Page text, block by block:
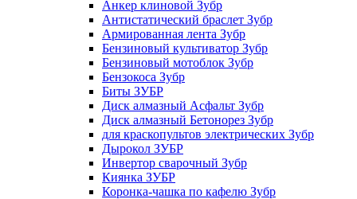
Анкер клиновой Зубр
Антистатический браслет Зубр
Армированная лента Зубр
Бензиновый культиватор Зубр
Бензиновый мотоблок Зубр
Бензокоса Зубр
Биты ЗУБР
Диск алмазный Асфальт Зубр
Диск алмазный Бетонорез Зубр
для краскопультов электрических Зубр
Дырокол ЗУБР
Инвертор сварочный Зубр
Киянка ЗУБР
Коронка-чашка по кафелю Зубр